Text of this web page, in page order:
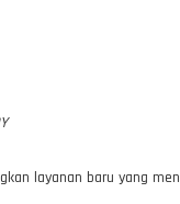
layanan baru yang